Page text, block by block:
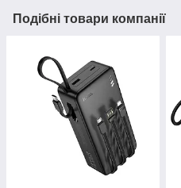
Подібні товари компанії